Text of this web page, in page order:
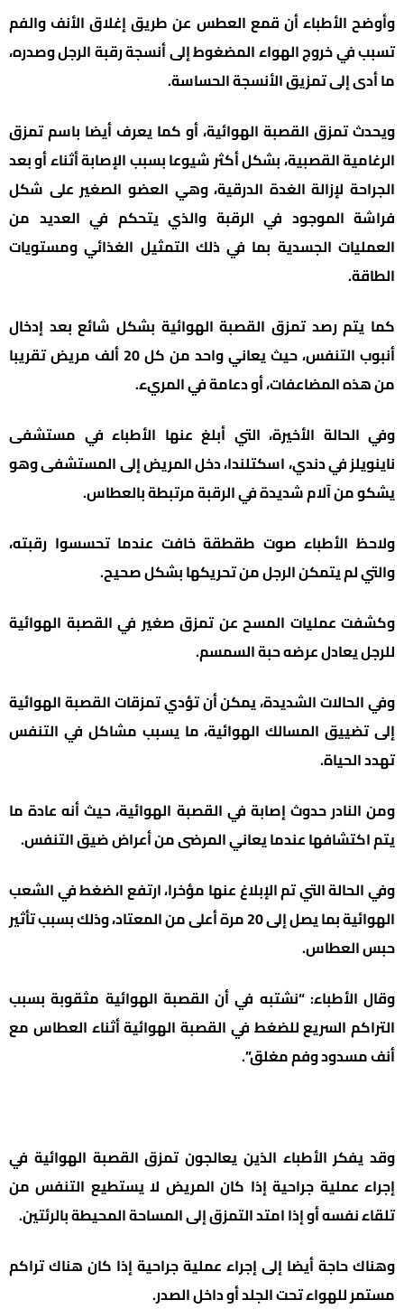
وأوضح الأطباء أن قمع العطس عن طريق إغلاق الأنف والفم
تسبب في خروج الهواء المضغوط إلى أنسجة رقبة الرجل وصدره،
ما أدى إلى تمزيق الأنسجة الحساسة.
ويحدث تمزق القصبة الهوائية، أو كما يعرف أيضا باسم تمزق
الرغامية القصبية، بشكل أكثر شيوعا بسبب الإصابة أثناء أو بعد
الجراحة لإزالة الغدة الدرقية، وهي العضو الصغير على شكل
فراشة الموجود في الرقبة والذي يتحكم في العديد من
العمليات الجسدية بما في ذلك التمثيل الغذائي ومستويات
الطاقة.
كما يتم رصد تمزق القصبة الهوائية بشكل شائع بعد إدخال
أنبوب التنفس، حيث يعاني واحد من كل 20 ألف مريض تقريبا
من هذه المضاعفات، أو دعامة في المريء.
وفي الحالة الأخيرة، التي أبلغ عنها الأطباء في مستشفى
ناينويلز في دندي، اسكتلندا، دخل المريض إلى المستشفى وهو
يشكو من آلام شديدة في الرقبة مرتبطة بالعطاس.
ولاحظ الأطباء صوت طقطقة خافت عندما تحسسوا رقبته،
والتي لم يتمكن الرجل من تحريكها بشكل صحيح.
وكشفت عمليات المسح عن تمزق صغير في القصبة الهوائية
للرجل يعادل عرضه حبة السمسم.
وفي الحالات الشديدة، يمكن أن تؤدي تمزقات القصبة الهوائية
إلى تضييق المسالك الهوائية، ما يسبب مشاكل في التنفس
تهدد الحياة.
ومن النادر حدوث إصابة في القصبة الهوائية، حيث أنه عادة ما
يتم اكتشافها عندما يعاني المرضى من أعراض ضيق التنفس.
وفي الحالة التي تم الإبلاغ عنها مؤخرا، ارتفع الضغط في الشعب
الهوائية بما يصل إلى 20 مرة أعلى من المعتاد، وذلك بسبب تأثير
حبس العطاس.
وقال الأطباء: “نشتبه في أن القصبة الهوائية مثقوبة بسبب
التراكم السريع للضغط في القصبة الهوائية أثناء العطاس مع
أنف مسدود وفم مغلق”.
وقد يفكر الأطباء الذين يعالجون تمزق القصبة الهوائية في
إجراء عملية جراحية إذا كان المريض لا يستطيع التنفس من
تلقاء نفسه أو إذا امتد التمزق إلى المساحة المحيطة بالرئتين.
وهناك حاجة أيضا إلى إجراء عملية جراحية إذا كان هناك تراكم
مستمر للهواء تحت الجلد أو داخل الصدر.